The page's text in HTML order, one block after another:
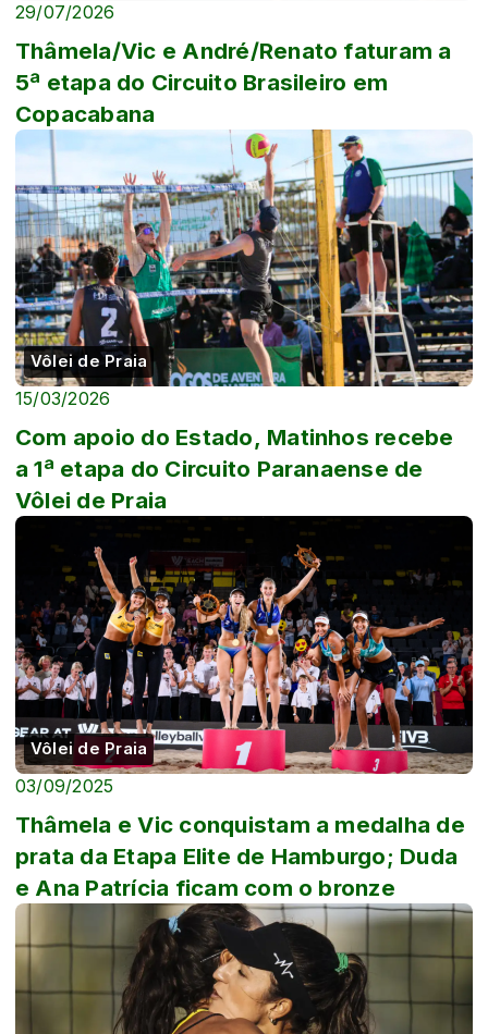
29/07/2026
Thâmela/Vic e André/Renato faturam a
5ª etapa do Circuito Brasileiro em
Copacabana
Vôlei de Praia
15/03/2026
Com apoio do Estado, Matinhos recebe
a 1ª etapa do Circuito Paranaense de
Vôlei de Praia
Vôlei de Praia
03/09/2025
Thâmela e Vic conquistam a medalha de
prata da Etapa Elite de Hamburgo; Duda
e Ana Patrícia ficam com o bronze